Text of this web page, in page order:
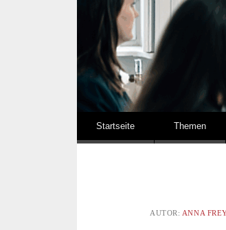
Springe zum Inhalt
Startseite Themen
AUTOR: ANNA